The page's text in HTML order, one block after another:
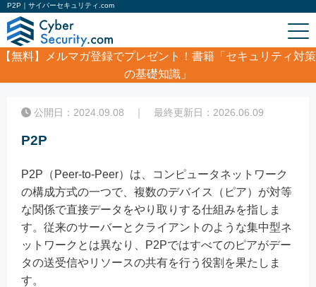
P2P｜サイバーセキュリティ.com
【無料】
メルマガ登録でプレゼント！書籍「セキュリティ対策
の基礎知識」
P2P
公開日：2024.09.08 ｜ 最終更新日：2026.06.09
P2P
P2P（Peer-to-Peer）は、コンピュータネットワーク
の構成方式の一つで、複数のデバイス（ピア）が対等
な関係で直接データをやり取りする仕組みを指しま
す。従来のサーバーとクライアントのような集中型ネ
ットワークとは異なり、P2Pではすべてのピアがデー
タの送受信やリソースの共有を行う役割を果たしま
す。